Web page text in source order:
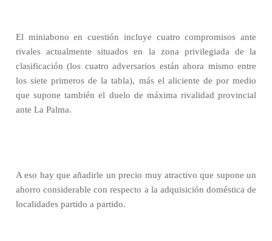
El miniabono en cuestión incluye cuatro compromisos ante
rivales actualmente situados en la zona privilegiada de la
clasificación (los cuatro adversarios están ahora mismo entre
los siete primeros de la tabla), más el aliciente de por medio
que supone también el duelo de máxima rivalidad provincial
ante La Palma.
A eso hay que añadirle un precio muy atractivo que supone un
ahorro considerable con respecto a la adquisición doméstica de
localidades partido a partido.